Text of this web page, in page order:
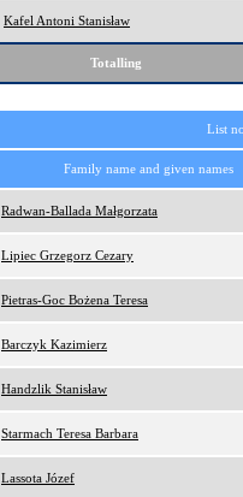
Kafel Antoni Stanisław
Totalling
List
Family name and given names
Radwan-Ballada Małgorzata
Lipiec Grzegorz Cezary
Pietras-Goc Bożena Teresa
Barczyk Kazimierz
Handzlik Stanisław
Starmach Teresa Barbara
Lassota Józef